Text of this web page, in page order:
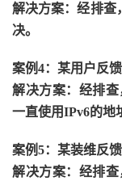
解决方案：经排查
决。
案例4：某用户反
解决方案：经排
一直使用IPv6的地
案例5：某装维反
解决方案：经排